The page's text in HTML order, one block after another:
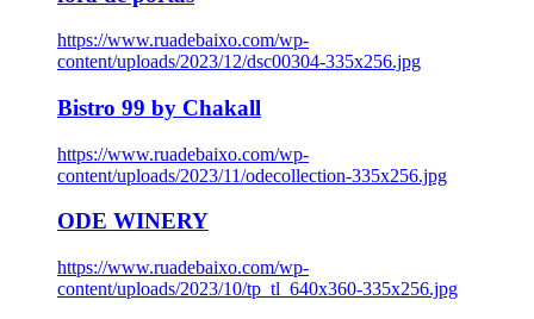
https://www.ruadebaixo.com/wp-
content/uploads/2023/12/dsc00304-335x256.jpg
Bistro 99 by Chakall
https://www.ruadebaixo.com/wp-
content/uploads/2023/11/odecollection-335x256.jpg
ODE WINERY
https://www.ruadebaixo.com/wp-
content/uploads/2023/10/tp_tl_640x360-335x256.jpg